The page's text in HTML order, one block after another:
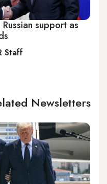
Russian support as
Staff
Newsletters